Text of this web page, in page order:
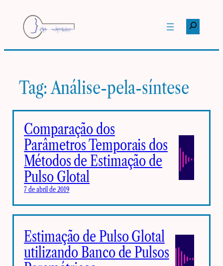
conteúdo
Pesquisar
Tag:Análise-pela-síntese
Comparação dos
Parâmetros Temporais dos
Métodos de Estimação de
Pulso Glotal
7 de abril de 2019
Estimação de Pulso Glotal
utilizando Banco de Pulsos